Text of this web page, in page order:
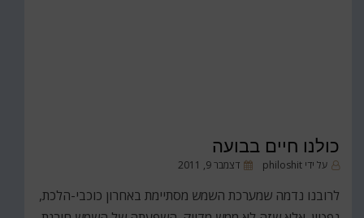
כולנו חיים בבועה
על ידי philoshit
פורסםדצמבר 9, 2011
לרובנו נדמה שמערכת השמש מסתיימת באחרון כוכבי-הלכת,